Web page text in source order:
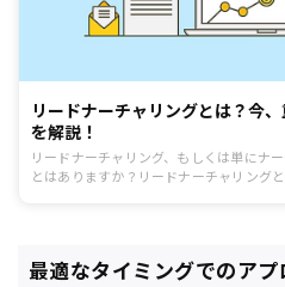
リードナーチャリングとは？今
を解説！
リードナーチャリング、もしくは単にナ
とはありますか？リードナーチャリング
最適なタイミングでのアプ